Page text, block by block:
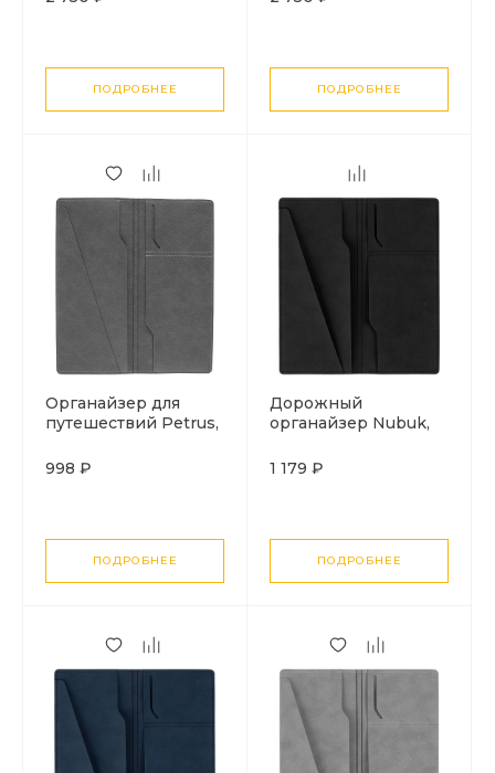
ПОДРОБНЕЕ ПОДРОБНЕЕ
Органайзер для
путешествий Petrus,
998 ₽
ПОДРОБНЕЕ
Дорожный
органайзер Nubuk,
1 179 ₽
ПОДРОБНЕЕ